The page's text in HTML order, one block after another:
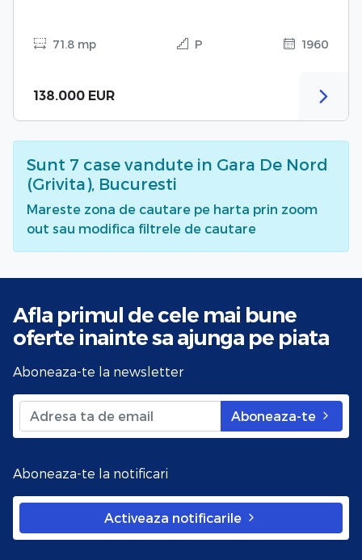
71.8 mp P 1960
138.000 EUR
Sunt 7 case vandute in Gara De Nord
(Grivita), Bucuresti
Mareste zona de cautare pe harta prin zoom
out sau modifica filtrele de cautare
Afla primul de cele mai bune
oferte inainte sa ajunga pe piata
Aboneaza-te la newsletter
Aboneaza-te
Aboneaza-te la notificari
Activeaza notificarile